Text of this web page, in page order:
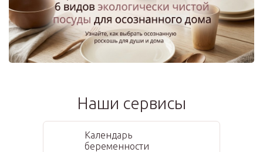
Наши сервисы
Календарь
беременности